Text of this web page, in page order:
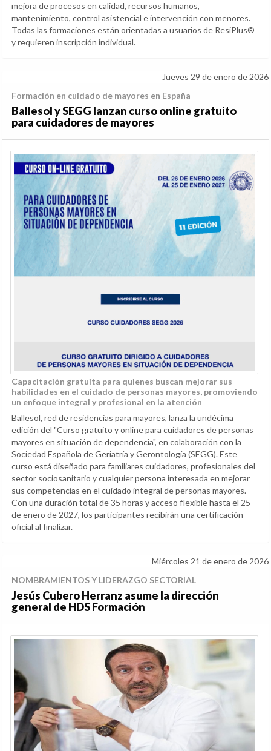
mejora de procesos en calidad, recursos humanos,
mantenimiento, control asistencial e intervención con menores.
Todas las formaciones están orientadas a usuarios de ResiPlus®
y requieren inscripción individual.
Jueves 29 de enero de 2026
Formación en cuidado de mayores en España
Ballesol y SEGG lanzan curso online gratuito
para cuidadores de mayores
Capacitación gratuita para quienes buscan mejorar sus
habilidades en el cuidado de personas mayores, promoviendo
un enfoque integral y profesional en la atención
Ballesol, red de residencias para mayores, lanza la undécima
edición del "Curso gratuito y online para cuidadores de personas
mayores en situación de dependencia", en colaboración con la
Sociedad Española de Geriatría y Gerontología (SEGG). Este
curso está diseñado para familiares cuidadores, profesionales del
sector sociosanitario y cualquier persona interesada en mejorar
sus competencias en el cuidado integral de personas mayores.
Con una duración total de 35 horas y acceso flexible hasta el 25
de enero de 2027, los participantes recibirán una certificación
oficial al finalizar.
Miércoles 21 de enero de 2026
NOMBRAMIENTOS Y LIDERAZGO SECTORIAL
Jesús Cubero Herranz asume la dirección
general de HDS Formación